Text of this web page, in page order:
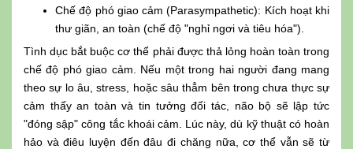
Chế độ phó giao cảm (Parasympathetic): Kích hoạt khi
thư giãn, an toàn (chế độ "nghỉ ngơi và tiêu hóa").
Tình dục bắt buộc cơ thể phải được thả lỏng hoàn toàn trong
chế độ phó giao cảm. Nếu một trong hai người đang mang
theo sự lo âu, stress, hoặc sâu thẳm bên trong chưa thực sự
cảm thấy an toàn và tin tưởng đối tác, não bộ sẽ lập tức
"đóng sập" công tắc khoái cảm. Lúc này, dù kỹ thuật có hoàn
hảo và điêu luyện đến đâu đi chăng nữa, cơ thể vẫn sẽ từ